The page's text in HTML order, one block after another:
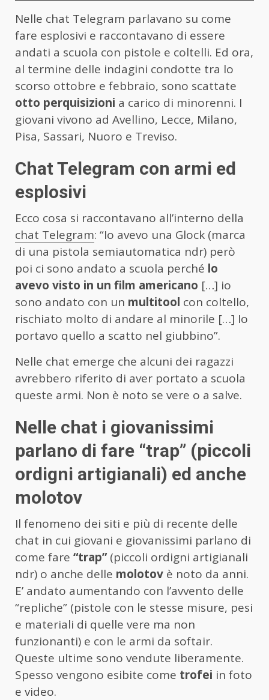
Nelle chat Telegram parlavano su come
fare esplosivi e raccontavano di essere
andati a scuola con pistole e coltelli. Ed ora,
al termine delle indagini condotte tra lo
scorso ottobre e febbraio, sono scattate
otto perquisizioni a carico di minorenni. I
giovani vivono ad Avellino, Lecce, Milano,
Pisa, Sassari, Nuoro e Treviso.
Chat Telegram con armi ed
esplosivi
Ecco cosa si raccontavano all’interno della
chat Telegram: “Io avevo una Glock (marca
di una pistola semiautomatica ndr) però
poi ci sono andato a scuola perché lo
avevo visto in un film americano […] io
sono andato con un multitool con coltello,
rischiato molto di andare al minorile […] Io
portavo quello a scatto nel giubbino”.
Nelle chat emerge che alcuni dei ragazzi
avrebbero riferito di aver portato a scuola
queste armi. Non è noto se vere o a salve.
Nelle chat i giovanissimi
parlano di fare “trap” (piccoli
ordigni artigianali) ed anche
molotov
Il fenomeno dei siti e più di recente delle
chat in cui giovani e giovanissimi parlano di
come fare “trap”(piccoli ordigni artigianali
ndr) o anche delle molotov è noto da anni.
E’ andato aumentando con l’avvento delle
“repliche” (pistole con le stesse misure, pesi
e materiali di quelle vere ma non
funzionanti) e con le armi da softair.
Queste ultime sono vendute liberamente.
Spesso vengono esibite come trofei in foto
e video.